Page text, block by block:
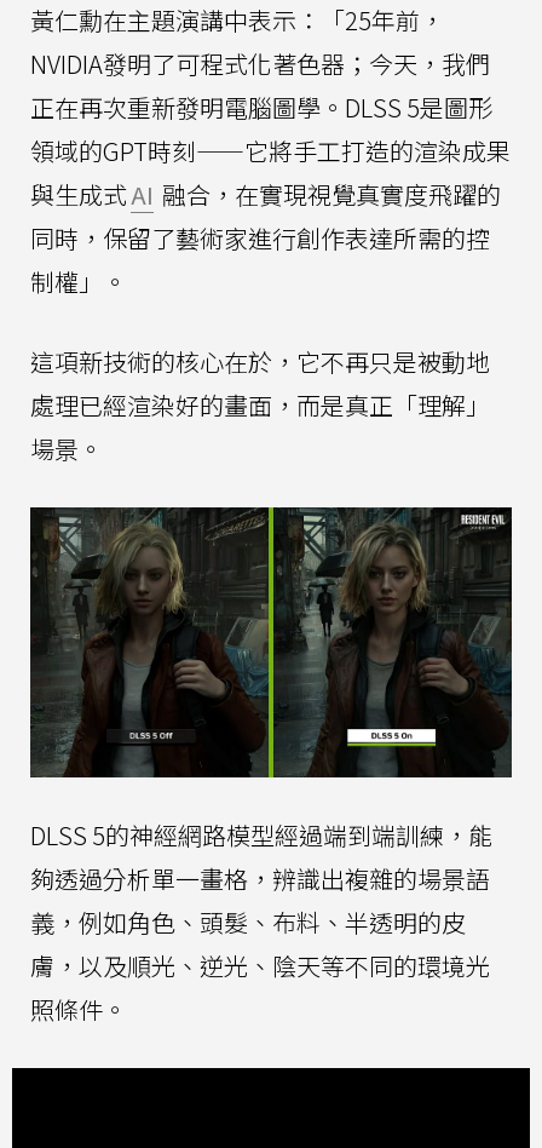
黃仁勳在主題演講中表示：「25年前，
NVIDIA發明了可程式化著色器；今天，我們
正在再次重新發明電腦圖學。DLSS 5是圖形
領域的GPT時刻——它將手工打造的渲染成果
與生成式AI 融合，在實現視覺真實度飛躍的
同時，保留了藝術家進行創作表達所需的控
制權」。
這項新技術的核心在於，它不再只是被動地
處理已經渲染好的畫面，而是真正「理解」
場景。
DLSS 5的神經網路模型經過端到端訓練，能
夠透過分析單一畫格，辨識出複雜的場景語
義，例如角色、頭髮、布料、半透明的皮
膚，以及順光、逆光、陰天等不同的環境光
照條件。